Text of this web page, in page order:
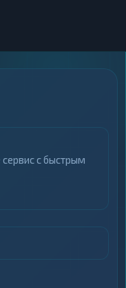
с быстрым